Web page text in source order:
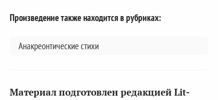
Произведение также находится в рубриках:
Анакреонтические стихи
Материал подготовлен редакцией Lit-